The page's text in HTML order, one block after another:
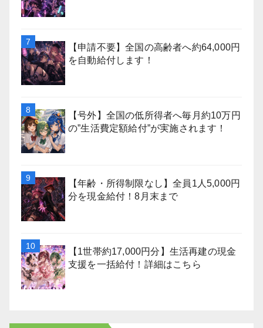
【申請不要】全国の高齢者へ約64,000円
を自動給付します！
【号外】全国の低所得者へ毎月約10万円
の”生活費定額給付”が実施されます！
【年齢・所得制限なし】全員1人5,000円
分を現金給付！8月末まで
【1世帯約17,000円分】生活再建の現金
支援を一括給付！詳細はこちら